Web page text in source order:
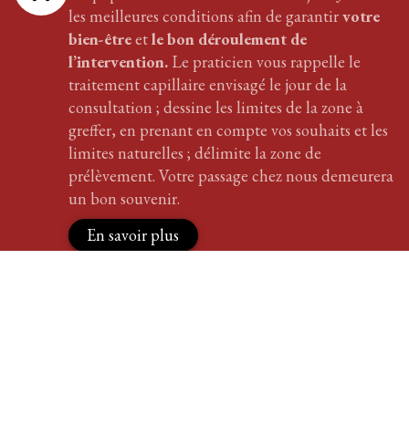
les meilleures conditions afin de garantirvotre
bien-êtreetle bon déroulement de
l’intervention. Le praticien vous rappelle le
traitementcapillaire envisagé le jour de la
consultation ; dessine les limites de la zone à
greffer, en prenant en compte vos souhaits et les
limites naturelles ; délimite la zone de
prélèvement. Votre passage chez nous demeurera
un bon souvenir.
En savoir plus